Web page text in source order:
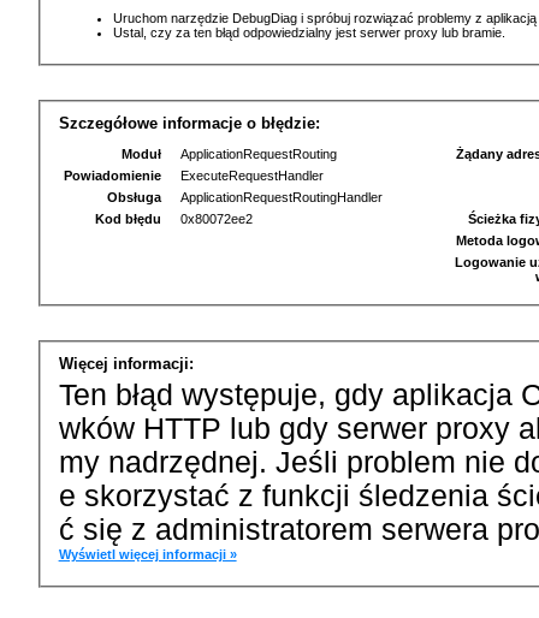
Uruchom narzędzie DebugDiag i spróbuj rozwiązać problemy z
Ustal, czy za ten błąd odpowiedzialny jest serwer proxy lub bramie.
Szczegółowe informacje o błędzie:
Moduł
ApplicationRequestRouting
Powiadomienie
ExecuteRequestHandler
Obsługa
ApplicationRequestRoutingHandler
Kod błędu
0x80072ee2
Żądany
Ścieżka
Metoda
Logowanie
Więcej informacji:
Ten błąd występuje, gdy aplikacja
wków HTTP lub gdy serwer proxy
my nadrzędnej. Jeśli problem nie
e skorzystać z funkcji śledzenia
ć się z administratorem serwera
Wyświetl więcej informacji »